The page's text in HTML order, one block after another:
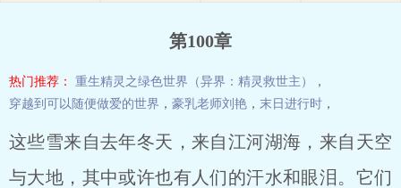
第100章
热门推荐： 重生精灵之绿色世界（异界：精灵救世主）
，
穿越到可以随便做爱的世界 ， 豪乳老师刘艳 ， 末日进行时 ，
这些雪来自去年冬天，来自江河湖海，来自天空
与大地，其中或许也有人们的汗水和眼泪。它们